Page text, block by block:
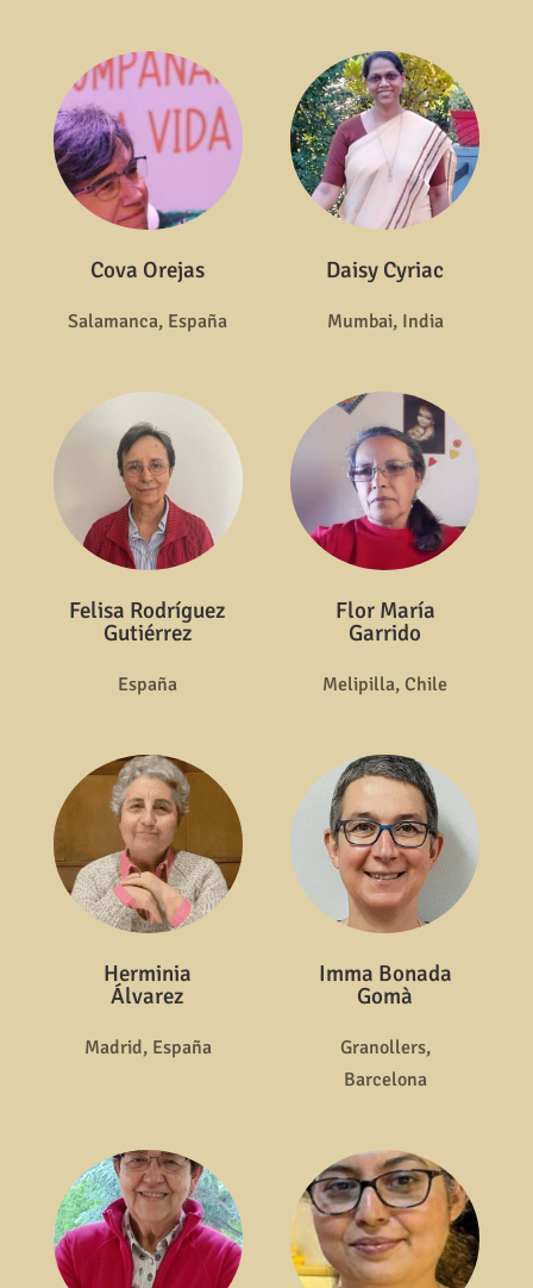
Cova Orejas
Salamanca, España
Daisy Cyriac
Mumbai, India
Felisa Rodríguez
Gutiérrez
España
Flor María
Garrido
Melipilla, Chile
Herminia
Álvarez
Madrid, España
Imma Bonada
Gomà
Granollers,
Barcelona